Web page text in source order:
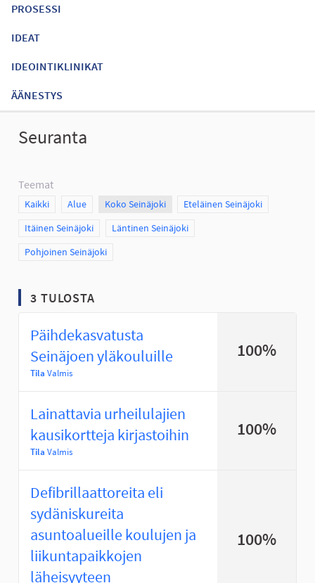
PROSESSI
IDEAT
IDEOINTIKLINIKAT
ÄÄNESTYS
Seuranta
Teemat
Scope
Kaikki Scope
Alue Scope
Koko Seinäjoki Scope
Eteläinen Seinäjoki
Scope
Itäinen Seinäjoki Scope
Läntinen Seinäjoki
Scope
Pohjoinen Seinäjoki
3 TULOSTA
Päihdekasvatusta
Seinäjoen yläkouluille
Tila Valmis
100%
Lainattavia urheilulajien
kausikortteja kirjastoihin
Tila Valmis
100%
Defibrillaattoreita eli
sydäniskureita
asuntoalueille koulujen ja
liikuntapaikkojen
läheisyyteen
100%